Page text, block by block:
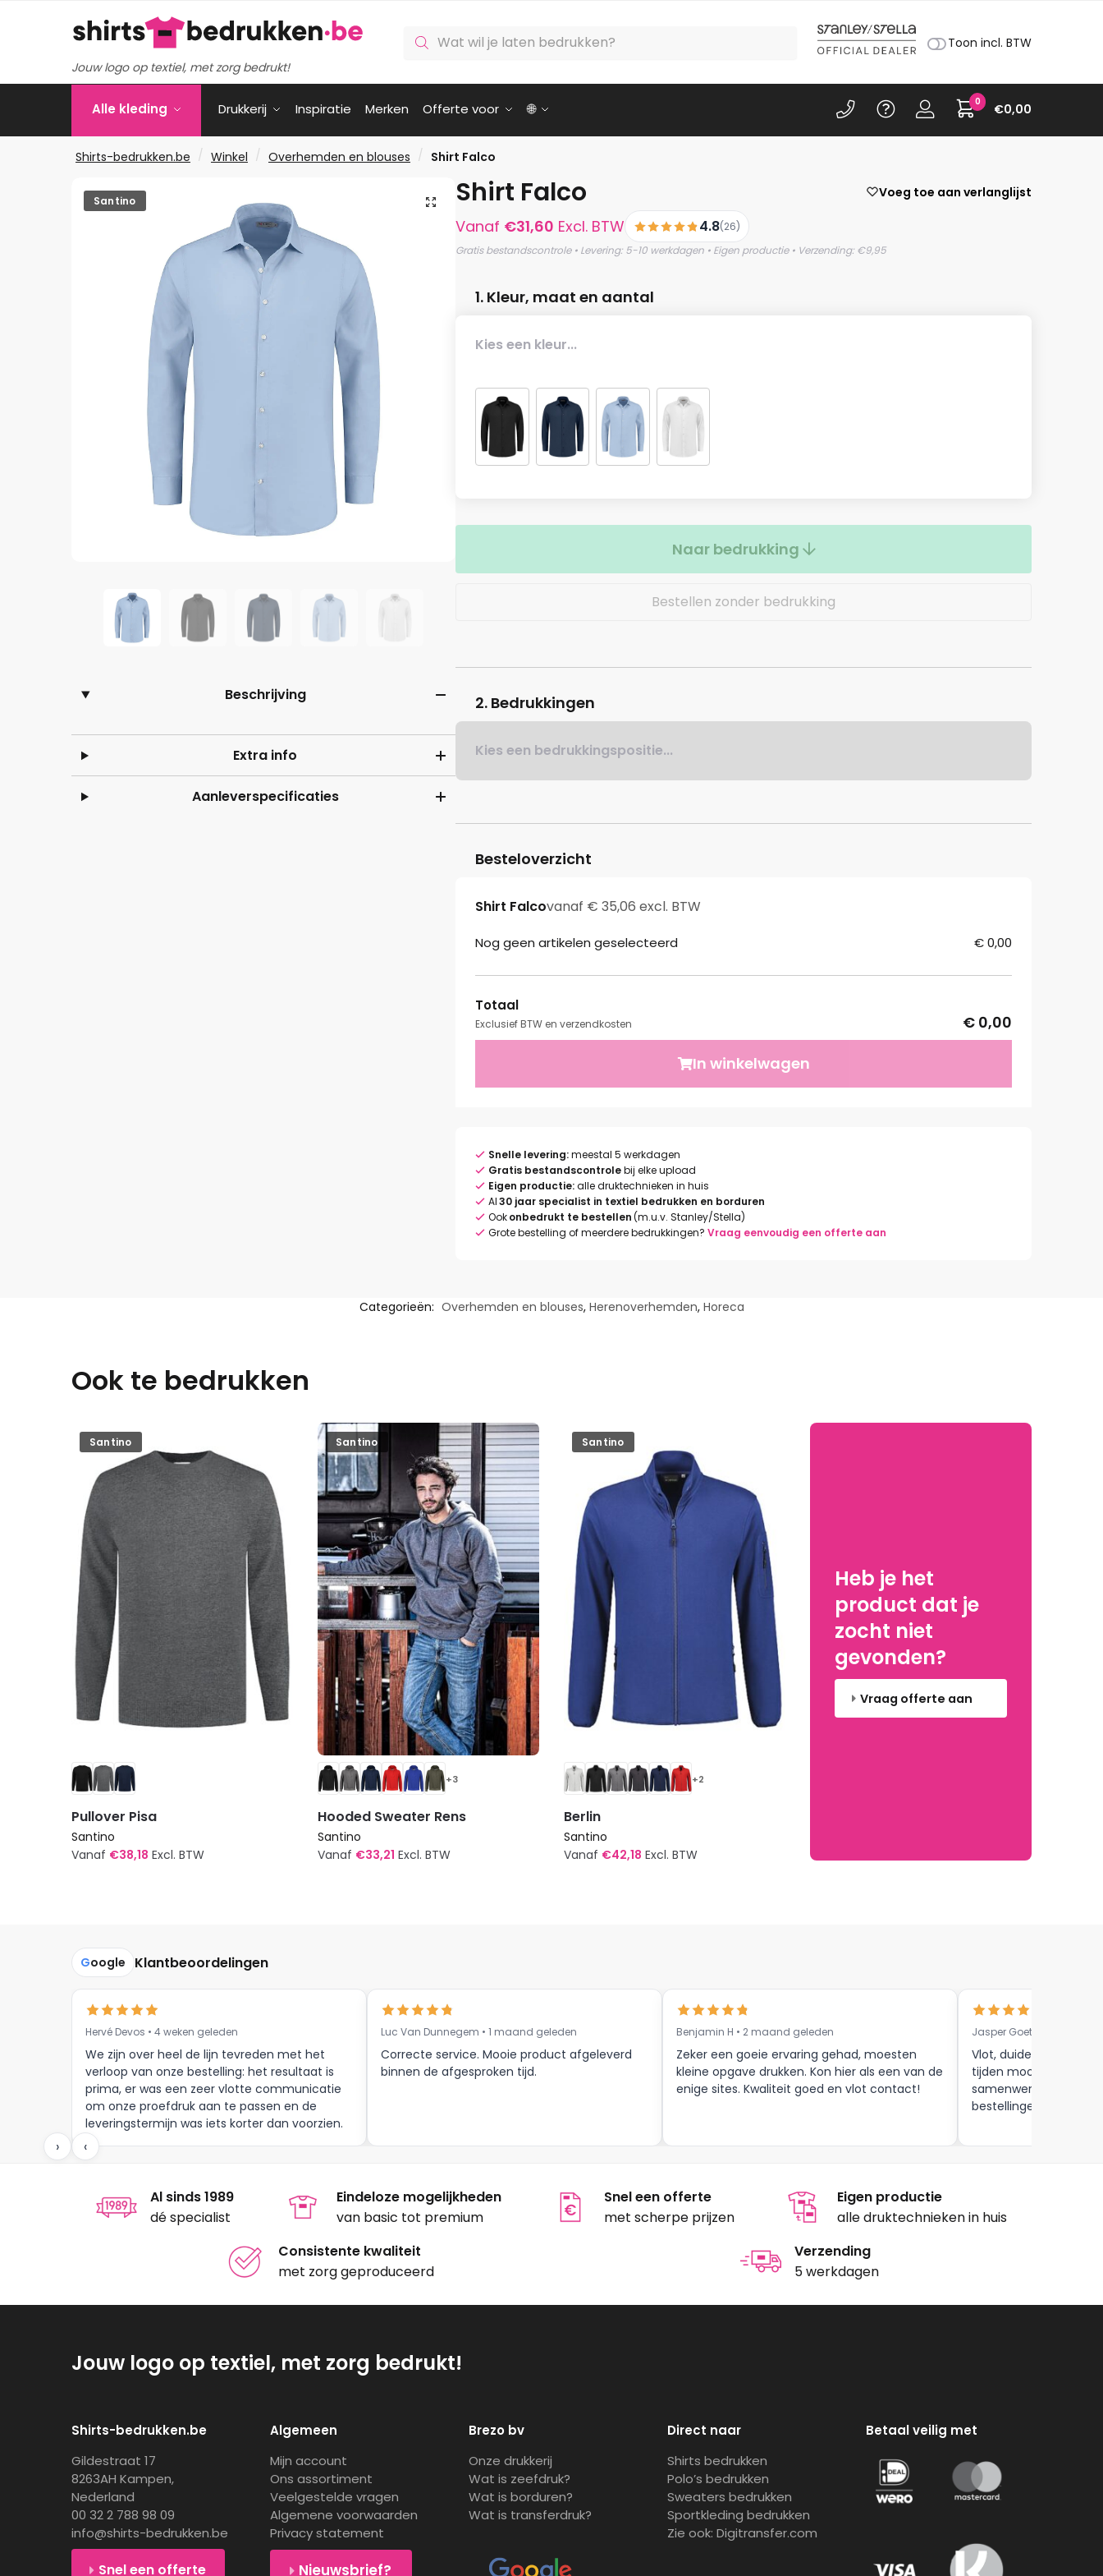
Jouw logo op textiel, met zorg bedrukt!
zoeken Toon incl. BTW
Alle kleding Drukkerij Inspiratie Merken Offerte voor 🌐 €0,00
0
Shirts-bedrukken.be / Winkel / Overhemden en blouses / Shirt Falco
🔍
Santino
Beschrijving
Extra info
Aanleverspecificaties
Shirt Falco Voeg toe aan verlanglijst
Vanaf €31,60 Excl. BTW 4.8(26)
Gratis bestandscontrole • Levering: 5-10 werkdagen • Eigen productie • Verzending: €9,95
1. Kleur, maat en aantal
Kies een kleur...
Naar bedrukking
Bestellen zonder bedrukking
2. Bedrukkingen
Kies een bedrukkingspositie...
Besteloverzicht
Shirt Falcovanaf € 35,06 excl. BTW
Nog geen artikelen geselecteerd € 0,00
Totaal
Exclusief BTW en verzendkosten
€ 0,00
In winkelwagen
Snelle levering:meestal 5 werkdagen
Gratis bestandscontrolebij elke upload
Eigen productie:alle druktechnieken in huis
Al30 jaar specialist in textiel bedrukken en borduren
Ookonbedrukt te bestellen(m.u.v. Stanley/Stella)
Grote bestelling of meerdere bedrukkingen? Vraag eenvoudig een offerte aan
Categorieën: Overhemden en blouses, Herenoverhemden, Horeca
Ook te bedrukken
Santino
Pullover Pisa
Santino
Vanaf €38,18 Excl. BTW
meerdere
variaties.
Deze
optie
kan
gekozen
worden
op
de
productpagina
Santino
+3
Hooded Sweater Rens
Santino
Vanaf €33,21 Excl. BTW
Deze
gekozen
worden
op
productpagina
Santino
+2
Berlin
Santino
Vanaf €42,18 Excl. BTW
Deze
kan
gekozen
worden
Heb je het
product dat je
zocht niet
gevonden?
Vraag offerte aan
Google Klantbeoordelingen
Hervé Devos • 4 weken geleden
We zijn over heel de lijn tevreden met het
verloop van onze bestelling: het resultaat is
prima, er was een zeer vlotte communicatie
om onze proefdruk aan te passen en de
leveringstermijn was iets korter dan voorzien.
Meer moet dat niet zijn.
Luc Van Dunnegem • 1 maand geleden
Correcte service. Mooie product afgeleverd
binnen de afgesproken tijd.
Benjamin H • 2 maand geleden
Zeker een goeie ervaring gehad, moesten
kleine opgave drukken. Kon hier als een van de
enige sites. Kwaliteit goed en vlot contact!
Jasper Goethals • 9
Vlot, duidelijke
tijden mooie
samenwerking tot
bestellingen , zijn
‹
›
Al sinds 1989
dé specialist
Eindeloze mogelijkheden
van basic tot premium
Snel een offerte
met scherpe prijzen
Eigen productie
alle druktechnieken in huis
Consistente kwaliteit
met zorg geproduceerd
Verzending
5 werkdagen
Jouw logo op textiel, met zorg bedrukt!
Shirts-bedrukken.be
Gildestraat 17
8263AH Kampen,
Nederland
00 32 2 788 98 09
info@shirts-bedrukken.be
Snel een offerte
Algemeen
Mijn account
Ons assortiment
Veelgestelde vragen
Algemene voorwaarden
Privacy statement
Nieuwsbrief?
Brezo bv
Onze drukkerij
Wat is zeefdruk?
Wat is borduren?
Wat is transferdruk?
Direct naar
Shirts bedrukken
Polo’s bedrukken
Sweaters bedrukken
Sportkleding bedrukken
Zie ook: Digitransfer.com
Betaal veilig met